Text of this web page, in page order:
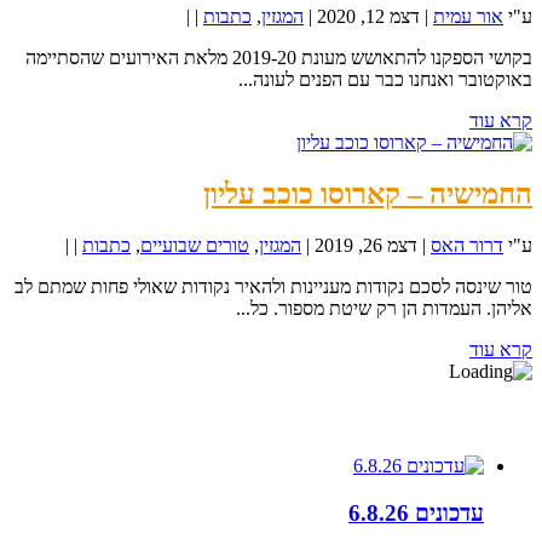
ע"י אור עמית | דצמ 12, 2020 | המגזין, כתבות |
|
בקושי הספקנו להתאושש מעונת 2019-20 מלאת האירועים שהסתיימה
באוקטובר ואנחנו כבר עם הפנים לעונה...
קרא עוד
החמישיה – קארוסו כוכב עליון
ע"י דרור האס | דצמ 26, 2019 | המגזין, טורים שבועיים, כתבות |
|
טור שינסה לסכם נקודות מעניינות ולהאיר נקודות שאולי פחות שמתם לב
אליהן. העמדות הן רק שיטת מספור. כל...
קרא עוד
עדכונים 6.8.26